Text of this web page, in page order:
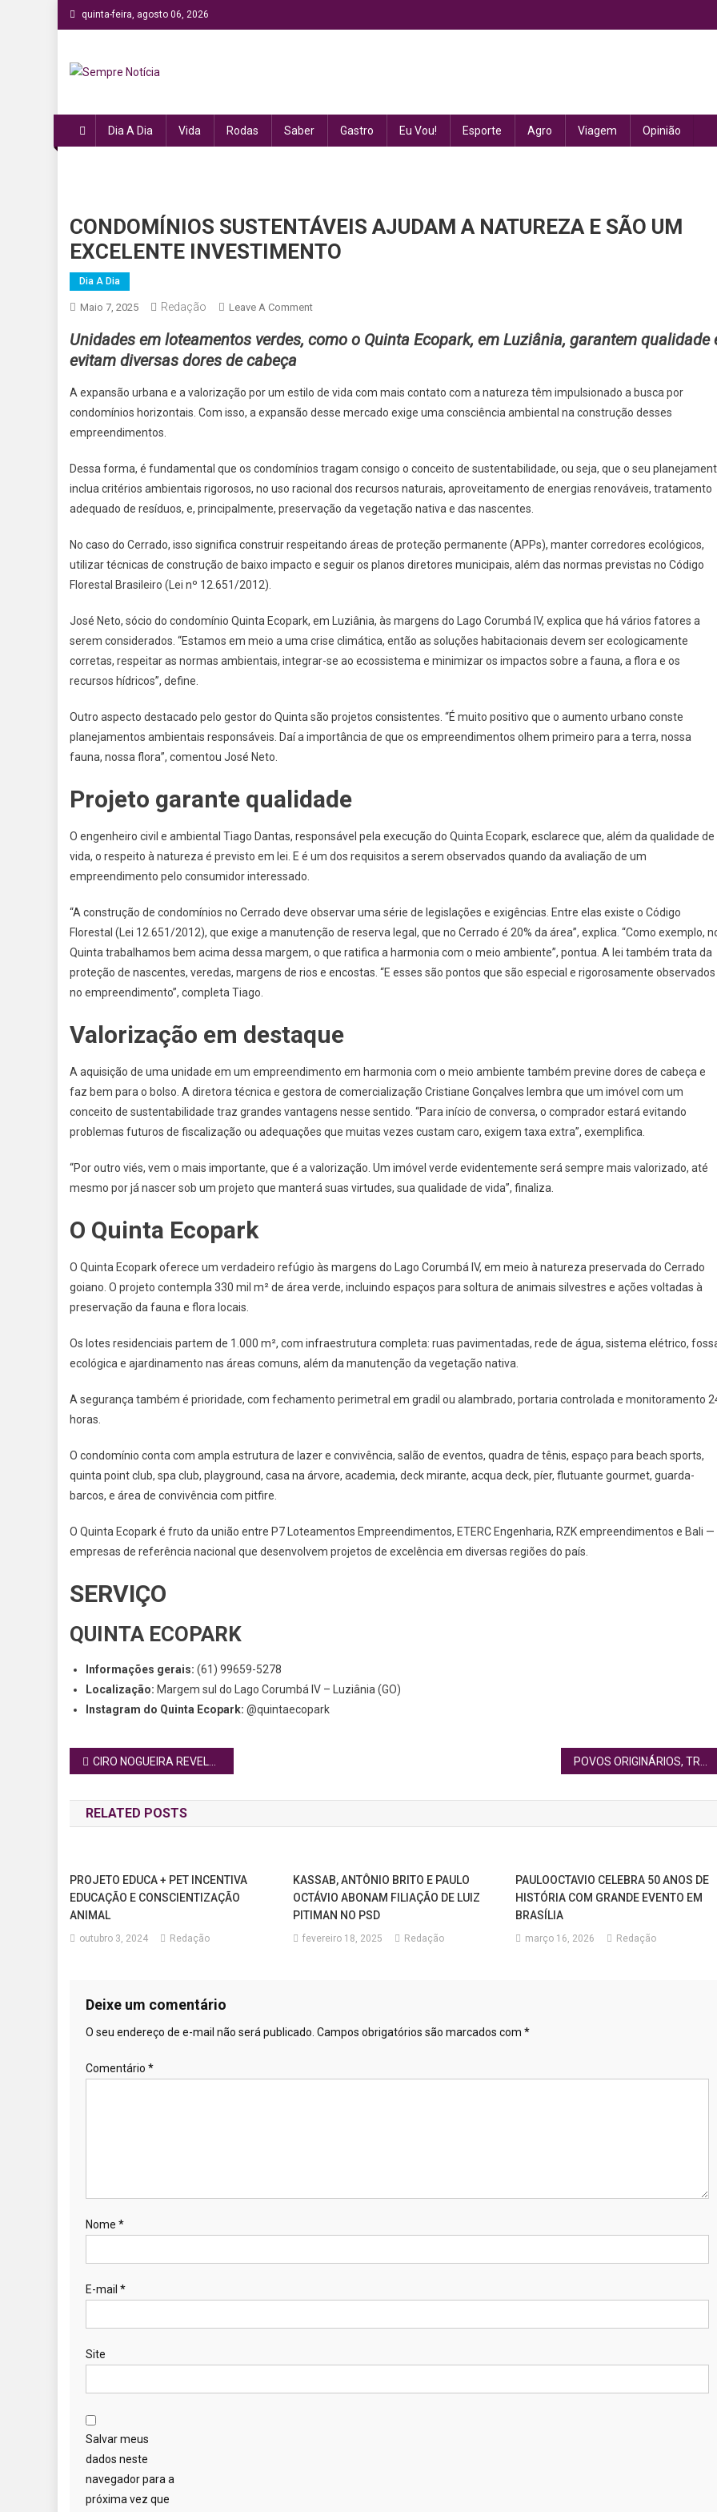
Skip
to
quinta-feira, agosto 06, 2026
Dia A Dia Vida Rodas Saber Gastro Eu Vou! Esporte Agro Viagem Opinião
CONDOMÍNIOS SUSTENTÁVEIS AJUDAM A NATUREZA E SÃO UM
EXCELENTE INVESTIMENTO
Dia A Dia
Maio 7, 2025 Redação Leave A CommentOn
SUSTENTÁVEIS
NATUREZA
E
EXCELENTE
INVESTIMENTO
Unidades em loteamentos verdes, como o Quinta Ecopark, em Luziânia, garantem qualidade
evitam diversas dores de cabeça
A expansão urbana e a valorização por um estilo de vida com mais contato com a natureza têm impulsionado a busca por
condomínios horizontais. Com isso, a expansão desse mercado exige uma consciência ambiental na construção desses
empreendimentos.
Dessa forma, é fundamental que os condomínios tragam consigo o conceito de sustentabilidade, ou seja, que o seu
inclua critérios ambientais rigorosos, no uso racional dos recursos naturais, aproveitamento de energias renováveis, tratamento
adequado de resíduos, e, principalmente, preservação da vegetação nativa e das nascentes.
No caso do Cerrado, isso significa construir respeitando áreas de proteção permanente (APPs), manter corredores ecológicos,
utilizar técnicas de construção de baixo impacto e seguir os planos diretores municipais, além das normas previstas no Código
Florestal Brasileiro (Lei nº 12.651/2012).
José Neto, sócio do condomínio Quinta Ecopark, em Luziânia, às margens do Lago Corumbá IV, explica que há vários fatores a
serem considerados. “Estamos em meio a uma crise climática, então as soluções habitacionais devem ser ecologicamente
corretas, respeitar as normas ambientais, integrar-se ao ecossistema e minimizar os impactos sobre a fauna, a flora e os
recursos hídricos”, define.
Outro aspecto destacado pelo gestor do Quinta são projetos consistentes. “É muito positivo que o aumento urbano conste
planejamentos ambientais responsáveis. Daí a importância de que os empreendimentos olhem primeiro para a terra, nossa
fauna, nossa flora”, comentou José Neto.
Projeto garante qualidade
O engenheiro civil e ambiental Tiago Dantas, responsável pela execução do Quinta Ecopark, esclarece que, além da qualidade de
vida, o respeito à natureza é previsto em lei. E é um dos requisitos a serem observados quando da avaliação de um
empreendimento pelo consumidor interessado.
“A construção de condomínios no Cerrado deve observar uma série de legislações e exigências. Entre elas existe o Código
Florestal (Lei 12.651/2012), que exige a manutenção de reserva legal, que no Cerrado é 20% da área”, explica. “Como exemplo,
Quinta trabalhamos bem acima dessa margem, o que ratifica a harmonia com o meio ambiente”, pontua. A lei também trata da
proteção de nascentes, veredas, margens de rios e encostas. “E esses são pontos que são especial e rigorosamente observados
no empreendimento”, completa Tiago.
Valorização em destaque
A aquisição de uma unidade em um empreendimento em harmonia com o meio ambiente também previne dores de cabeça e
faz bem para o bolso. A diretora técnica e gestora de comercialização Cristiane Gonçalves lembra que um imóvel com um
conceito de sustentabilidade traz grandes vantagens nesse sentido. “Para início de conversa, o comprador estará evitando
problemas futuros de fiscalização ou adequações que muitas vezes custam caro, exigem taxa extra”, exemplifica.
“Por outro viés, vem o mais importante, que é a valorização. Um imóvel verde evidentemente será sempre mais valorizado, até
mesmo por já nascer sob um projeto que manterá suas virtudes, sua qualidade de vida”, finaliza.
O Quinta Ecopark
O Quinta Ecopark oferece um verdadeiro refúgio às margens do Lago Corumbá IV, em meio à natureza preservada do Cerrado
goiano. O projeto contempla 330 mil m² de área verde, incluindo espaços para soltura de animais silvestres e ações voltadas à
preservação da fauna e flora locais.
Os lotes residenciais partem de 1.000 m², com infraestrutura completa: ruas pavimentadas, rede de água, sistema elétrico,
ecológica e ajardinamento nas áreas comuns, além da manutenção da vegetação nativa.
A segurança também é prioridade, com fechamento perimetral em gradil ou alambrado, portaria controlada e monitoramento
horas.
O condomínio conta com ampla estrutura de lazer e convivência, salão de eventos, quadra de tênis, espaço para beach sports,
quinta point club, spa club, playground, casa na árvore, academia, deck mirante, acqua deck, píer, flutuante gourmet, guarda-
barcos, e área de convivência com pitfire.
O Quinta Ecopark é fruto da união entre P7 Loteamentos Empreendimentos, ETERC Engenharia, RZK empreendimentos e Bali —
empresas de referência nacional que desenvolvem projetos de excelência em diversas regiões do país.
SERVIÇO
QUINTA ECOPARK
Informações gerais: (61) 99659-5278
Localização: Margem sul do Lago Corumbá IV – Luziânia (GO)
Instagram do Quinta Ecopark: @quintaecopark
Navegação
de
Post
CIRO NOGUEIRA REVELA INTENÇÃO DE CANDIDATURA NACIONAL DE CENTRO-DIREITA
RELATED POSTS
PROJETO EDUCA + PET INCENTIVA
EDUCAÇÃO E CONSCIENTIZAÇÃO
ANIMAL
outubro 3, 2024 Redação
KASSAB, ANTÔNIO BRITO E PAULO
OCTÁVIO ABONAM FILIAÇÃO DE LUIZ
PITIMAN NO PSD
fevereiro 18, 2025 Redação
PAULOOCTAVIO CELEBRA 50 ANOS DE
HISTÓRIA COM GRANDE EVENTO EM
BRASÍLIA
março 16, 2026 Redação
Deixe um comentário
O seu endereço de e-mail não será publicado. Campos obrigatórios são marcados com *
Comentário *
Nome *
E-mail *
Site
Salvar meus
dados neste
navegador para a
próxima vez que